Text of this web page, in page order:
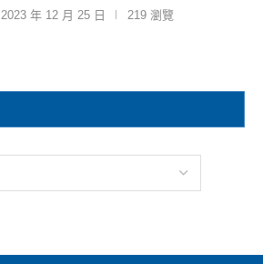
2023 年 12 月 25 日 219 瀏覽